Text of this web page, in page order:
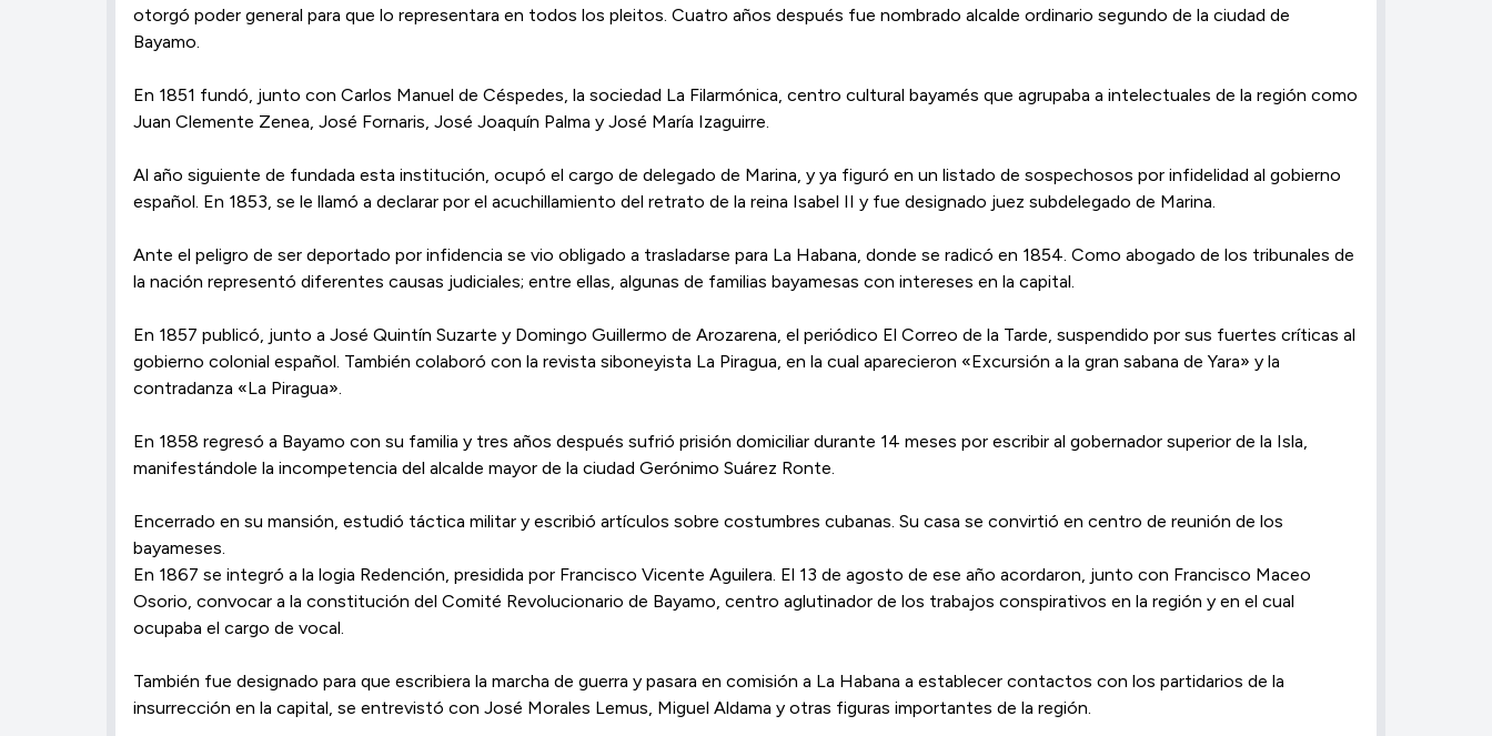
otorgó poder general para que lo representara en todos los pleitos. Cuatro años después fue nombrado alcalde ordinario segundo de la ciudad de
Bayamo.
En 1851 fundó, junto con Carlos Manuel de Céspedes, la sociedad La Filarmónica, centro cultural bayamés que agrupaba a intelectuales de la región como
Juan Clemente Zenea, José Fornaris, José Joaquín Palma y José María Izaguirre.
Al año siguiente de fundada esta institución, ocupó el cargo de delegado de Marina, y ya figuró en un listado de sospechosos por infidelidad al gobierno
español. En 1853, se le llamó a declarar por el acuchillamiento del retrato de la reina Isabel II y fue designado juez subdelegado de Marina.
Ante el peligro de ser deportado por infidencia se vio obligado a trasladarse para La Habana, donde se radicó en 1854. Como abogado de los tribunales de
la nación representó diferentes causas judiciales; entre ellas, algunas de familias bayamesas con intereses en la capital.
En 1857 publicó, junto a José Quintín Suzarte y Domingo Guillermo de Arozarena, el periódico El Correo de la Tarde, suspendido por sus fuertes críticas al
gobierno colonial español. También colaboró con la revista siboneyista La Piragua, en la cual aparecieron «Excursión a la gran sabana de Yara» y la
contradanza «La Piragua».
En 1858 regresó a Bayamo con su familia y tres años después sufrió prisión domiciliar durante 14 meses por escribir al gobernador superior de la Isla,
manifestándole la incompetencia del alcalde mayor de la ciudad Gerónimo Suárez Ronte.
Encerrado en su mansión, estudió táctica militar y escribió artículos sobre costumbres cubanas. Su casa se convirtió en centro de reunión de los
bayameses.
En 1867 se integró a la logia Redención, presidida por Francisco Vicente Aguilera. El 13 de agosto de ese año acordaron, junto con Francisco Maceo
Osorio, convocar a la constitución del Comité Revolucionario de Bayamo, centro aglutinador de los trabajos conspirativos en la región y en el cual
ocupaba el cargo de vocal.
También fue designado para que escribiera la marcha de guerra y pasara en comisión a La Habana a establecer contactos con los partidarios de la
insurrección en la capital, se entrevistó con José Morales Lemus, Miguel Aldama y otras figuras importantes de la región.